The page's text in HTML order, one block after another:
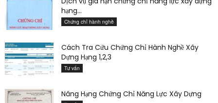
hạng...
Chứng chỉ hành nghề
Cách Tra Cứu Chứng Chỉ Hành Nghề Xây
Dựng Hạng 1,2,3
Tư vấn
Nâng Hạng Chứng Chỉ Năng Lực Xây Dựng